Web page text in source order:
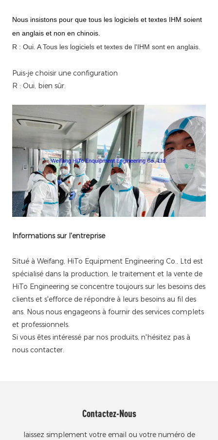
Nous insistons pour que tous les logiciels et textes IHM soient
en anglais et non en chinois.
R : Oui. ATous les logiciels et textes de l'IHM sont en anglais.
Puis-je choisir une configuration
R : Oui, bien sûr.
Informations sur l'entreprise
Situé à Weifang, HiTo Equipment Engineering Co., Ltd est
spécialisé dans la production, le traitement et la vente de
HiTo Engineering se concentre toujours sur les besoins des
clients et s'efforce de répondre à leurs besoins au fil des
ans. Nous nous engageons à fournir des services complets
et professionnels.
Si vous êtes intéressé par nos produits, n'hésitez pas à
nous contacter.
Contactez-Nous
laissez simplement votre email ou votre numéro de